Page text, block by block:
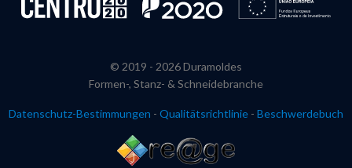
© 2019 - 2026 Duramoldes
Formen-, Stanz- & Schneidebranche
Datenschutz-Bestimmungen - Qualitätsrichtlinie - Beschwerdebuch